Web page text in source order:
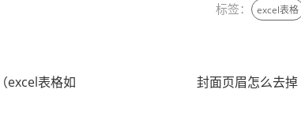
标签： excel表格
excel表格如
封面页眉怎么去掉